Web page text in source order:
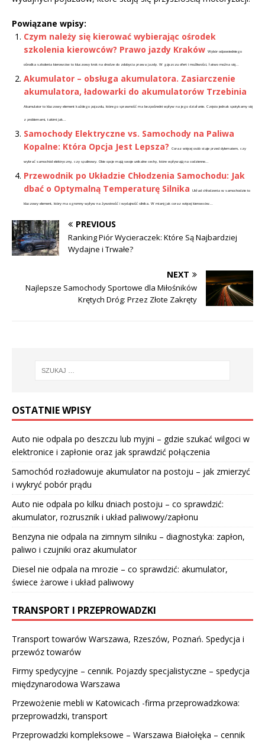
Powiązane wpisy:
Czym należy się kierować wybierając ośrodek
szkolenia kierowców? Prawo jazdy Kraków Wybór odpowiedniego
ośrodka szkolenia kierowców to kluczowy krok na drodze do zdobycia prawa jazdy. W gąszczu ofert i możliwości, łatwo można się...
Akumulator – obsługa akumulatora. Zasiarczenie
akumulatora, ładowarki do akumulatorów Trzebinia
Akumulator to kluczowy element każdego pojazdu, którego sprawność ma bezpośredni wpływ na jego działanie. Często jednak spotykamy się
z problemami, takimi jak...
Samochody Elektryczne vs. Samochody na Paliwa
Kopalne: Która Opcja Jest Lepsza?
Coraz więcej osób staje przed dylematem, czy
wybrać samochód elektryczny, czy spalinowy. Obie opcje mają swoje unikalne cechy, które wpływają na codzienne...
Przewodnik po Układzie Chłodzenia Samochodu: Jak
dbać o Optymalną Temperaturę Silnika
Układ chłodzenia w samochodzie to
kluczowy element, który ma ogromny wpływ na żywotność i wydajność silnika. W miarę jak coraz więcej kierowców...
PREVIOUS
Ranking Piór Wycieraczek: Które Są Najbardziej
Wydajne i Trwałe?
NEXT
Najlepsze Samochody Sportowe dla Miłośników
Krętych Dróg: Przez Złote Zakręty
OSTATNIE WPISY
Auto nie odpala po deszczu lub myjni – gdzie szukać wilgoci w
elektronice i zapłonie oraz jak sprawdzić połączenia
Samochód rozładowuje akumulator na postoju – jak zmierzyć
i wykryć pobór prądu
Auto nie odpala po kilku dniach postoju – co sprawdzić:
akumulator, rozrusznik i układ paliwowy/zapłonu
Benzyna nie odpala na zimnym silniku – diagnostyka: zapłon,
paliwo i czujniki oraz akumulator
Diesel nie odpala na mrozie – co sprawdzić: akumulator,
świece żarowe i układ paliwowy
TRANSPORT I PRZEPROWADZKI
Transport towarów Warszawa, Rzeszów, Poznań. Spedycja i
przewóz towarów
Firmy spedycyjne – cennik. Pojazdy specjalistyczne – spedycja
międzynarodowa Warszawa
Przewożenie mebli w Katowicach -firma przeprowadzkowa:
przeprowadzki, transport
Przeprowadzki kompleksowe – Warszawa Białołęka – cennik